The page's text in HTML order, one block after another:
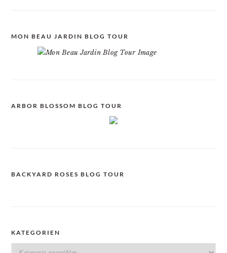
MON BEAU JARDIN BLOG TOUR
ARBOR BLOSSOM BLOG TOUR
BACKYARD ROSES BLOG TOUR
KATEGORIEN
Kategorien